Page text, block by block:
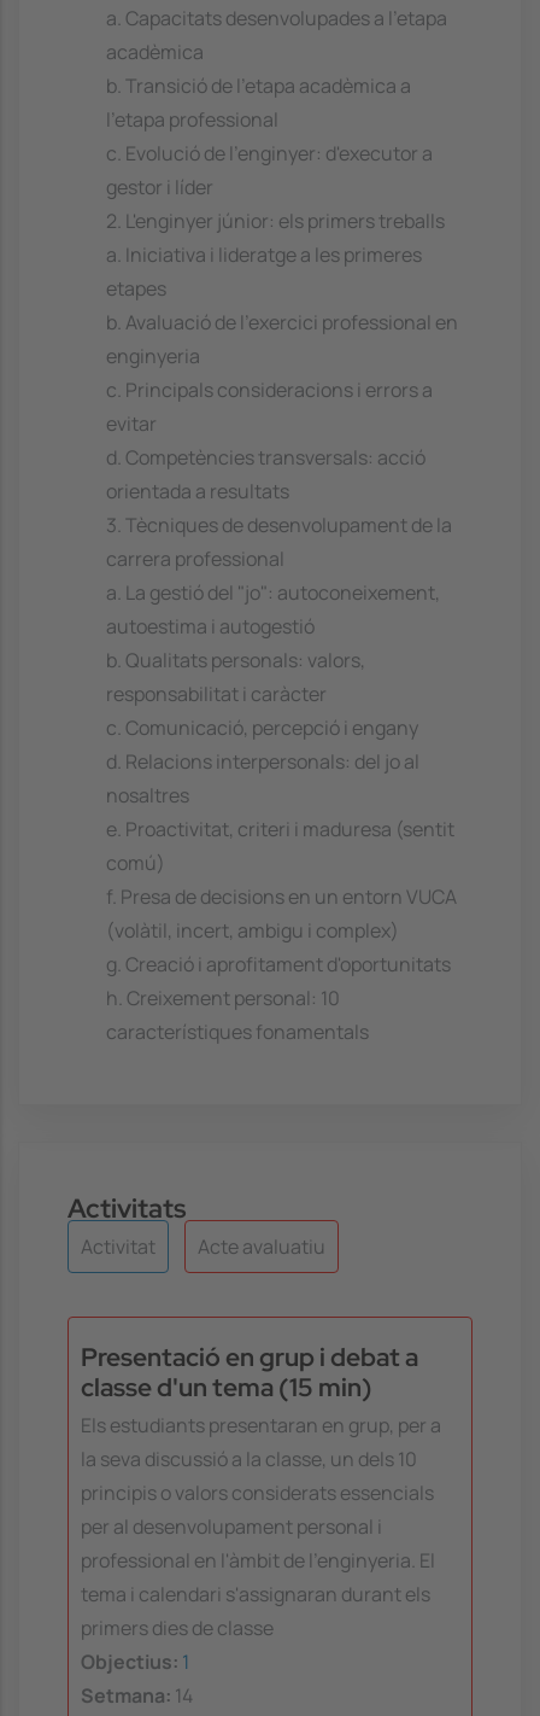
a. Capacitats desenvolupades a l'etapa
acadèmica
b. Transició de l'etapa acadèmica a
l'etapa professional
c. Evolució de l'enginyer: d'executor a
gestor i líder
2. L'enginyer júnior: els primers treballs
a. Iniciativa i lideratge a les primeres
etapes
b. Avaluació de l'exercici professional en
enginyeria
c. Principals consideracions i errors a
evitar
d. Competències transversals: acció
orientada a resultats
3. Tècniques de desenvolupament de la
carrera professional
a. La gestió del "jo": autoconeixement,
autoestima i autogestió
b. Qualitats personals: valors,
responsabilitat i caràcter
c. Comunicació, percepció i engany
d. Relacions interpersonals: del jo al
nosaltres
e. Proactivitat, criteri i maduresa (sentit
comú)
f. Presa de decisions en un entorn VUCA
(volàtil, incert, ambigu i complex)
g. Creació i aprofitament d'oportunitats
h. Creixement personal: 10
característiques fonamentals
Activitats
Activitat Acte avaluatiu
Presentació en grup i debat a
classe d'un tema (15 min)
Els estudiants presentaran en grup, per a
la seva discussió a la classe, un dels 10
principis o valors considerats essencials
per al desenvolupament personal i
professional en l'àmbit de l'enginyeria. El
tema i calendari s'assignaran durant els
primers dies de classe
Objectius: 1
Setmana: 14